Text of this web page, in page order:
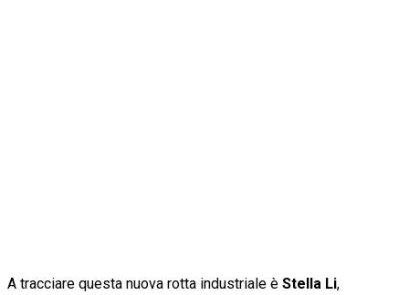
A tracciare questa nuova rotta industriale è Stella Li,